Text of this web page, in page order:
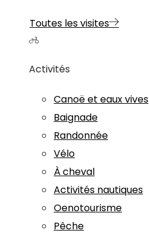
Toutes les visites
Activités
Canoë et eaux vives
Baignade
Randonnée
Vélo
À cheval
Activités nautiques
Oenotourisme
Pêche